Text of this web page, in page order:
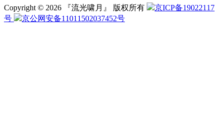
Copyright © 2026 『流光啸月』 版权所有
京ICP备19022117
号
京公网安备11011502037452号